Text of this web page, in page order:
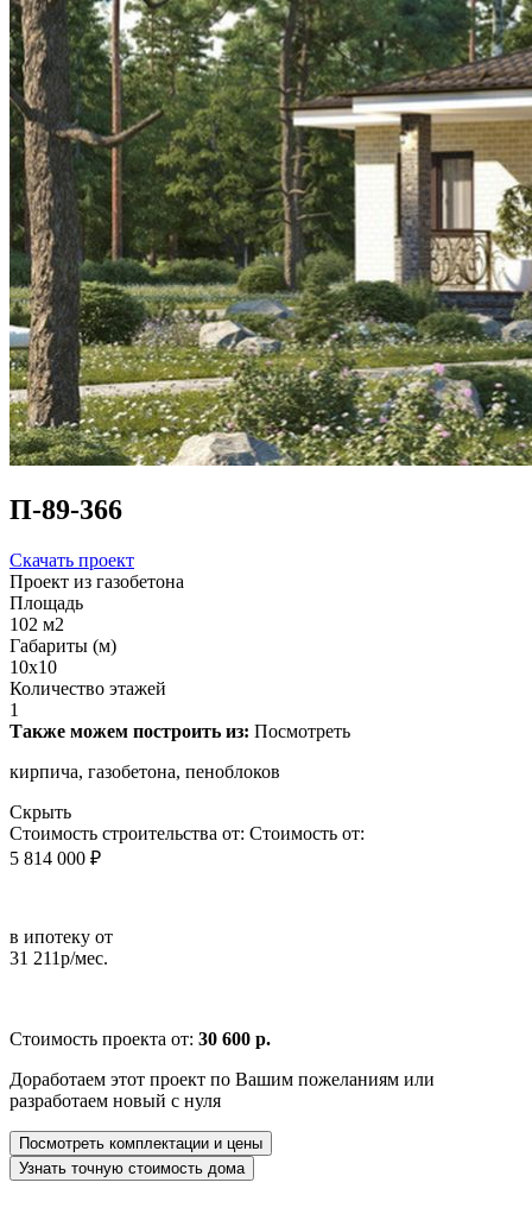
П-89-366
Скачать проект
Проект из газобетона
Площадь
102 м2
Габариты (м)
10x10
Количество этажей
1
Также можем построить из: Посмотреть
кирпича, газобетона, пеноблоков
Скрыть
Стоимость строительства от: Стоимость от:
5 814 000 ₽
в ипотеку от
31 211р/мес.
Стоимость проекта от: 30 600 р.
Доработаем этот проект по Вашим пожеланиям или
разработаем новый с нуля
Посмотреть комплектации и цены
Узнать точную стоимость дома